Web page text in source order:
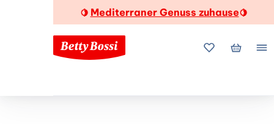
🍋 Mediterraner Genuss zuhause🍋
MeineMein